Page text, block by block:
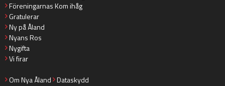
Föreningarnas Kom ihåg
Gratulerar
Ny på Åland
Nyans Ros
Nygifta
Vi firar
Om Nya Åland Dataskydd